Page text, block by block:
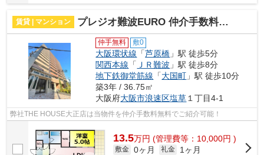
賃貸 | マンション プレジオ難波EURO 仲介手数料無料
仲手無料 敷0
大阪環状線 「芦原橋 」駅 徒歩5分
関西本線 「 ＪＲ難波 」駅 徒歩8分
地下鉄御堂筋線 「大国町 」駅 徒歩10分
築3年 / 36.75㎡
大阪府大阪市浪速区塩草１丁目4-1
弊社THE HOUSE大正店は当物件を仲介手数料無料でご紹介可能！
13.5万円 (管理費等：10,000円 )
敷金 0ヶ月 礼金
1ヶ月